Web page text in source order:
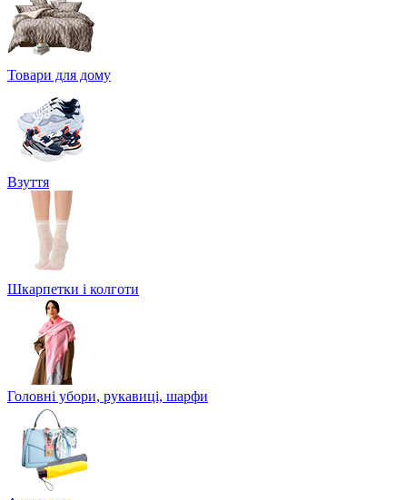
Товари для дому
Взуття
Шкарпетки і колготи
Головні убори, рукавиці, шарфи